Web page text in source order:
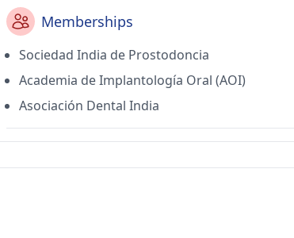
Memberships
Sociedad India de Prostodoncia
Academia de Implantología Oral (AOI)
Asociación Dental India